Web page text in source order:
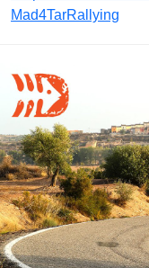
Mad4TarRallying